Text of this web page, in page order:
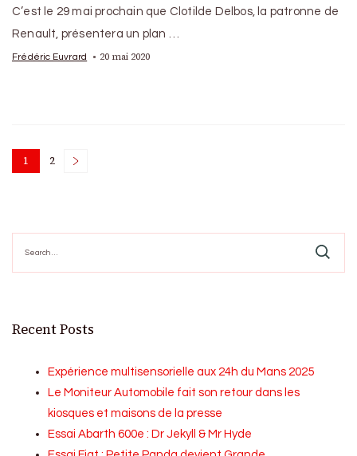
C’est le 29 mai prochain que Clotilde Delbos, la patronne de
Renault, présentera un plan …
Frédéric Euvrard 20 mai 2020
Posts
Page
1 Page
2
for:
Recent Posts
Expérience multisensorielle aux 24h du Mans 2025
Le Moniteur Automobile fait son retour dans les
kiosques et maisons de la presse
Essai Abarth 600e : Dr Jekyll & Mr Hyde